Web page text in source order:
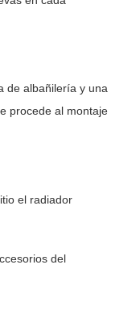
de albañilería y una
procede al montaje
el radiador
del